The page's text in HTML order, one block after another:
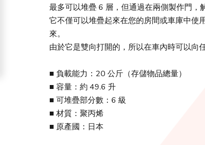
最多可以堆疊 6 層，但通過在兩側製作門，
它不僅可以堆疊起來在您的房間或車庫中使
來。
由於它是雙向打開的，所以在車內時可以向
■ 負載能力：20 公斤（存儲物品總量）
■ 容量：約 49.6 升
■ 可堆疊部分數：6 級
■ 材質：聚丙烯
■ 原產國：日本